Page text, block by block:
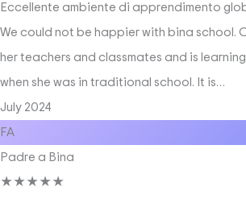
Eccellente ambiente di apprendimento
We could not be happier with bina school.
her teachers and classmates and is
when she was in traditional school. It is…
July 2024
FA
Padre a Bina
★ ★ ★ ★ ★